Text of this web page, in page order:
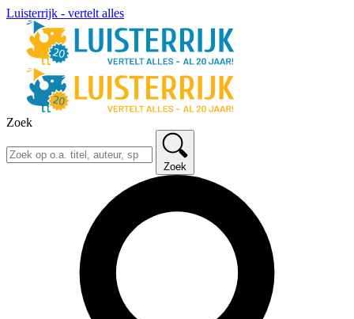
Luisterrijk - vertelt alles
Zoek
Zoek